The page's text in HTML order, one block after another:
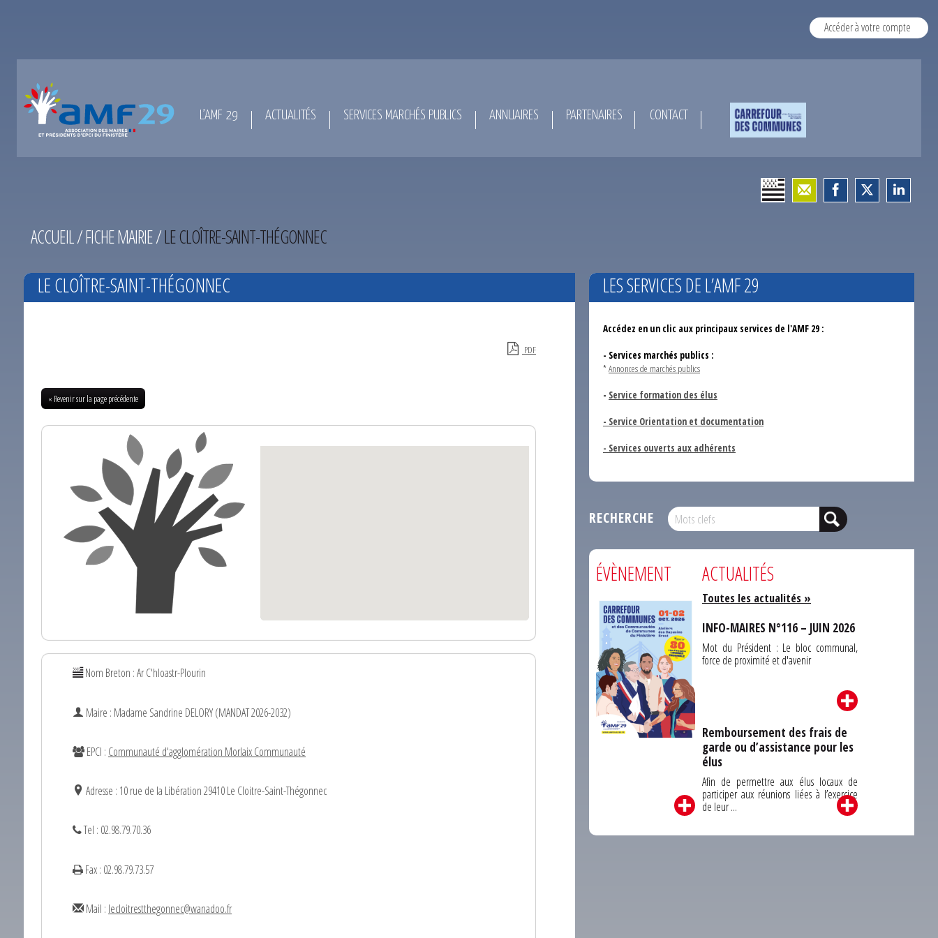
Accéder à votre compte
L’AMF 29 ACTUALITÉS SERVICES MARCHÉS PUBLICS ANNUAIRES PARTENAIRES CONTACT
ACCUEIL/FICHE MAIRIE/LE CLOÎTRE-SAINT-THÉGONNEC
LE CLOÎTRE-SAINT-THÉGONNEC
PDF
« Revenir sur la page précédente
Nom Breton : Ar C'hloastr-Plourin
Maire : Madame Sandrine DELORY (MANDAT 2026-2032)
EPCI : Communauté d'agglomération Morlaix Communauté
Adresse : 10 rue de la Libération 29410 Le Cloitre-Saint-Thégonnec
Tel : 02.98.79.70.36
Fax : 02.98.79.73.57
Mail : lecloitrestthegonnec@wanadoo.fr
LES SERVICES DE L’AMF 29
Accédez en un clic aux principaux services de l'AMF 29 :
- Services marchés publics :
*Annonces de marchés publics
- Service formation des élus
- Service Orientation et documentation
- Services ouverts aux adhérents
RECHERCHE
ÉVÈNEMENT ACTUALITÉS
Toutes les actualités »
INFO-MAIRES N°116 – JUIN 2026
Mot du Président : Le bloc communal,
force de proximité et d'avenir
Remboursement des frais de
garde ou d’assistance pour les
élus
Afin de permettre aux élus locaux de
participer aux réunions liées à l’exercice
de leur ...